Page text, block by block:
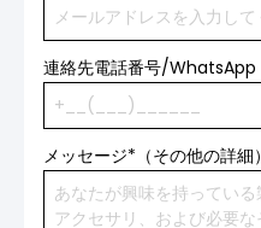
連絡先電話番号/WhatsApp
メッセージ*（その他の詳細）